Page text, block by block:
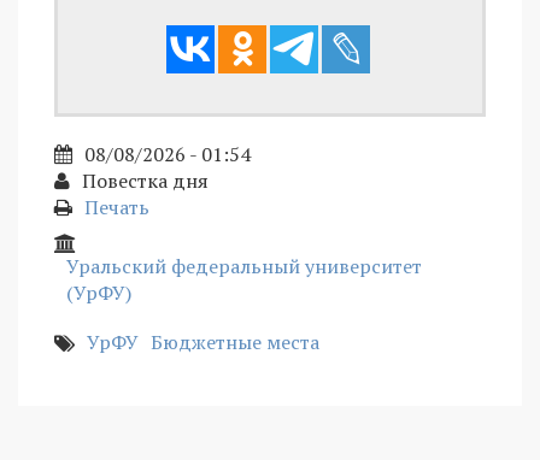
08/08/2026 - 01:54
Повестка дня
Печать
Уральский федеральный университет
(УрФУ)
УрФУ Бюджетные места